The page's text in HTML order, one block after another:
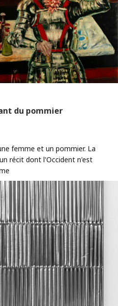
du pommier
femme et un pommier. La
récit dont l'Occident n'est